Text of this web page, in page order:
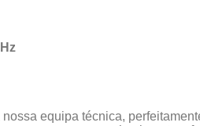
equipa técnica,